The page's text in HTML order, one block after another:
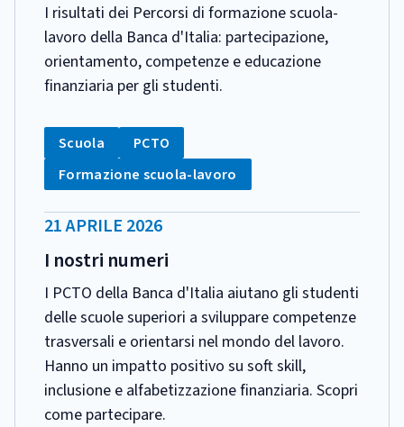
I risultati dei Percorsi di formazione scuola-
lavoro della Banca d'Italia: partecipazione,
orientamento, competenze e educazione
finanziaria per gli studenti.
CATEGORIA:
Tag:
Scuola Tag:
PCTO
Tag:
Formazione scuola-lavoro
DATA
PUBBLICAZIONE:
21 APRILE 2026
I nostri numeri
I PCTO della Banca d'Italia aiutano gli studenti
delle scuole superiori a sviluppare competenze
trasversali e orientarsi nel mondo del lavoro.
Hanno un impatto positivo su soft skill,
inclusione e alfabetizzazione finanziaria. Scopri
come partecipare.